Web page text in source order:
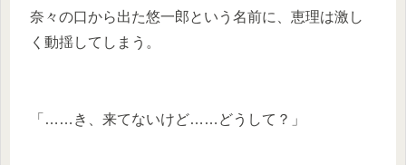
奈々の口から出た悠一郎という名前に、恵理は激し
く動揺してしまう。
「……き、来てないけど……どうして？」